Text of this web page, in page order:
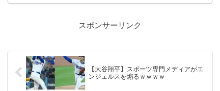
DHにまとめられてるっぽいな」
スポンサーリンク
【大谷翔平】スポーツ専門メディアがエ
ンジェルスを煽るｗｗｗｗ